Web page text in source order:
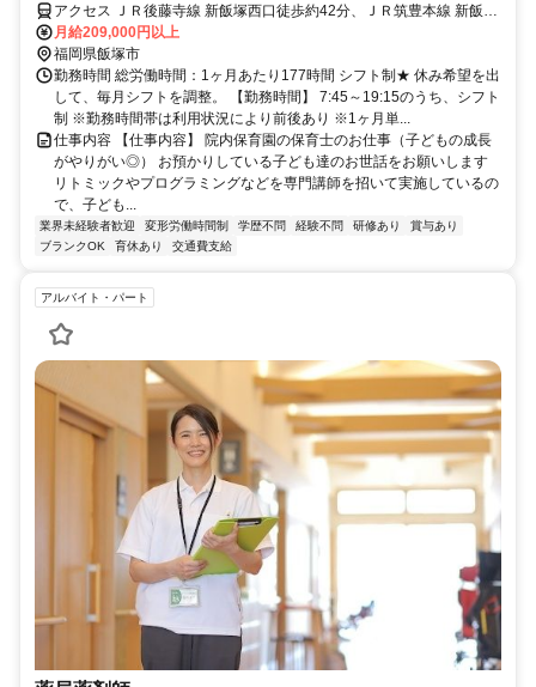
アクセス ＪＲ後藤寺線 新飯塚西口徒歩約42分、ＪＲ筑豊本線 新飯塚
西口徒歩約42分、ＪＲ筑豊本線 飯塚徒歩約48分
月給209,000円以上
福岡県飯塚市
勤務時間 総労働時間：1ヶ月あたり177時間 シフト制★ 休み希望を出
して、毎月シフトを調整。 【勤務時間】 7:45～19:15のうち、シフト
制 ※勤務時間帯は利用状況により前後あり ※1ヶ月単...
仕事内容 【仕事内容】 院内保育園の保育士のお仕事（子どもの成長
がやりがい◎） お預かりしている子ども達のお世話をお願いします
リトミックやプログラミングなどを専門講師を招いて実施しているの
で、子ども...
業界未経験者歓迎 変形労働時間制 学歴不問 経験不問 研修あり
賞与あり
ブランクOK
育休あり 交通費支給
アルバイト・パート